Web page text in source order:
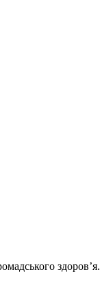
здоров’я.